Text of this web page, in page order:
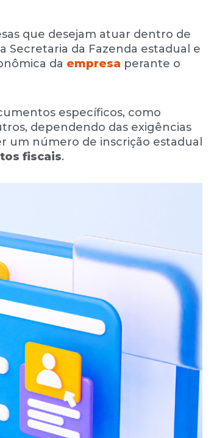
que desejam atuar dentro de
da Fazenda estadual e
da empresa perante o
específicos, como
dependendo das exigências
um número de inscrição estadual
fiscais.